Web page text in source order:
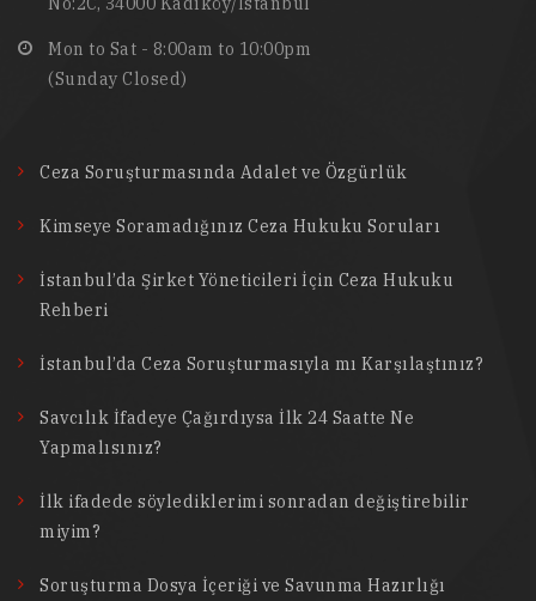
Mon to Sat - 8:00am to 10:00pm
(Sunday Closed)
Ceza Soruşturmasında Adalet ve Özgürlük
Kimseye Soramadığınız Ceza Hukuku Soruları
İstanbul’da Şirket Yöneticileri İçin Ceza Hukuku
Rehberi
İstanbul’da Ceza Soruşturmasıyla mı Karşılaştınız?
Savcılık İfadeye Çağırdıysa İlk 24 Saatte Ne
Yapmalısınız?
İlk ifadede söylediklerimi sonradan değiştirebilir
miyim?
Soruşturma Dosya İçeriği ve Savunma Hazırlığı